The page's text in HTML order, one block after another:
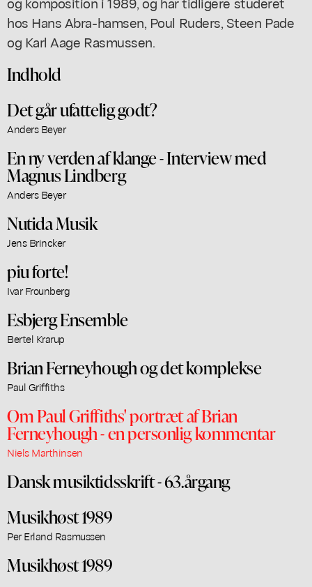
hos Hans Abra-hamsen, Poul Ruders, Steen Pade
og Karl Aage Rasmussen.
Indhold
Det går ufattelig godt?
Anders Beyer
En ny verden af klange - Interview med
Magnus Lindberg
Anders Beyer
Nutida Musik
Jens Brincker
piu forte!
Ivar Frounberg
Esbjerg Ensemble
Bertel Krarup
Brian Ferneyhough og det komplekse
Paul Griffiths
Om Paul Griffiths' portræt af Brian
Ferneyhough - en personlig kommentar
Niels Marthinsen
Dansk musiktidsskrift - 63.årgang
Musikhøst 1989
Per Erland Rasmussen
Musikhøst 1989